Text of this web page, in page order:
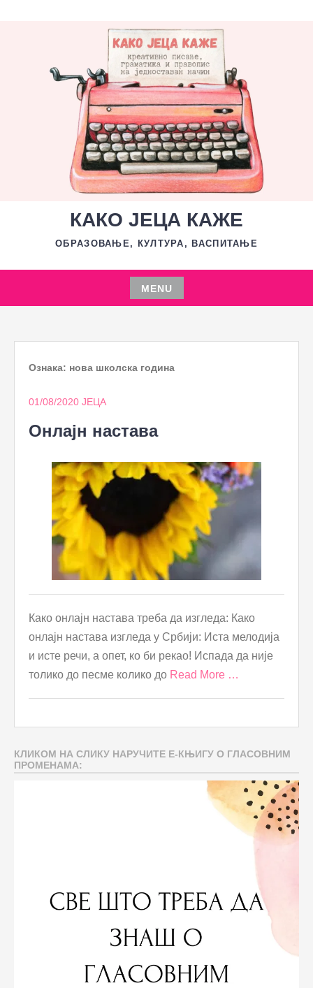
КАКО ЈЕЦА КАЖЕ
ОБРАЗОВАЊЕ, КУЛТУРА, ВАСПИТАЊЕ
MENU
Skip
content
Ознака: нова школска година
01/08/2020 ЈЕЦА
Онлајн настава
Како онлајн настава треба да изгледа: Како
онлајн настава изгледа у Србији: Иста мелодија
и исте речи, а опет, ко би рекао! Испада да није
толико до песме колико до Read More …
КЛИКОМ НА СЛИКУ НАРУЧИТЕ Е-КЊИГУ О ГЛАСОВНИМ
ПРОМЕНАМА: